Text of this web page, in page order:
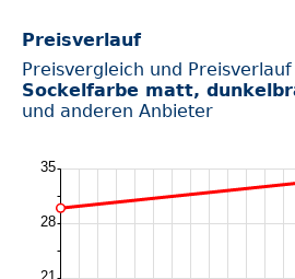
Preisverlauf
Preisvergleich und
Sockelfarbe matt,
und anderen Anbieter